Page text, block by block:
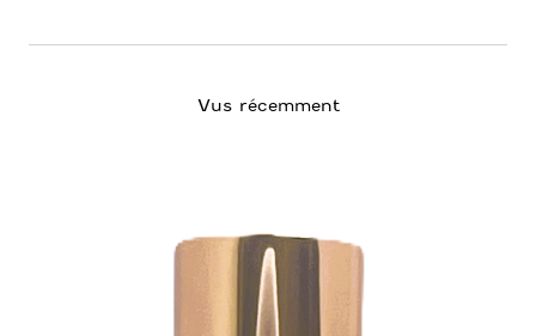
Crème hydratante, premières rides
Vus récemment